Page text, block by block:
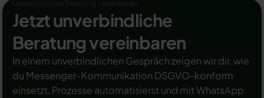
Jetzt unverbindliche
Beratung vereinbaren
In einem unverbindlichen Gespräch zeigen wir dir, wie
du Messenger-Kommunikation DSGVO-konform
einsetzt, Prozesse automatisierst und mit WhatsApp